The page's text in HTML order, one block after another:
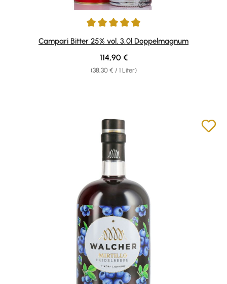
Durchschnittliche Bewertung von 5 von 5 Sternen
Campari Bitter 25% vol. 3,0l Doppelmagnum
(38,30 € / 1 Liter)
Regulärer Preis:
114,90 €